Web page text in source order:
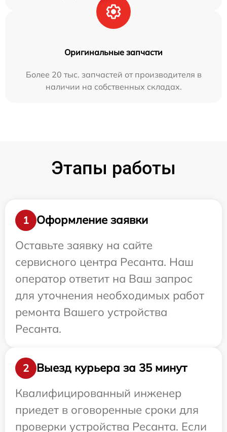
Оригинальные запчасти
Более 20 тыс. запчастей от производителя в
наличии на собственных складах.
Этапы работы
1
Оформление заявки
Оставьте заявку на сайте
сервисного центра Ресанта. Наш
оператор ответит на Ваш запрос
для уточнения необходимых работ
ремонта Вашего устройства
Ресанта.
2
Выезд курьера за 35 минут
Квалифицированный инженер
приедет в оговоренные сроки для
проверки устройства Ресанта. Если